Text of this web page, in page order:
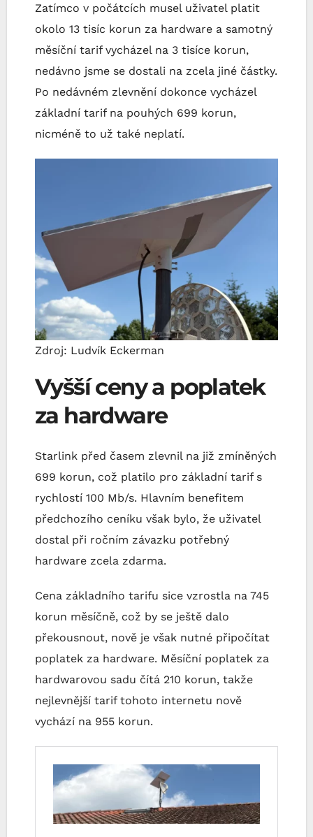
Zatímco v počátcích musel uživatel platit
okolo 13 tisíc korun za hardware a samotný
měsíční tarif vycházel na 3 tisíce korun,
nedávno jsme se dostali na zcela jiné částky.
Po nedávném zlevnění dokonce vycházel
základní tarif na pouhých 699 korun,
nicméně to už také neplatí.
Zdroj: Ludvík Eckerman
Vyšší ceny a poplatek
za hardware
Starlink před časem zlevnil na již zmíněných
699 korun, což platilo pro základní tarif s
rychlostí 100 Mb/s. Hlavním benefitem
předchozího ceníku však bylo, že uživatel
dostal při ročním závazku potřebný
hardware zcela zdarma.
Cena základního tarifu sice vzrostla na 745
korun měsíčně, což by se ještě dalo
překousnout, nově je však nutné připočítat
poplatek za hardware. Měsíční poplatek za
hardwarovou sadu čítá 210 korun, takže
nejlevnější tarif tohoto internetu nově
vychází na 955 korun.